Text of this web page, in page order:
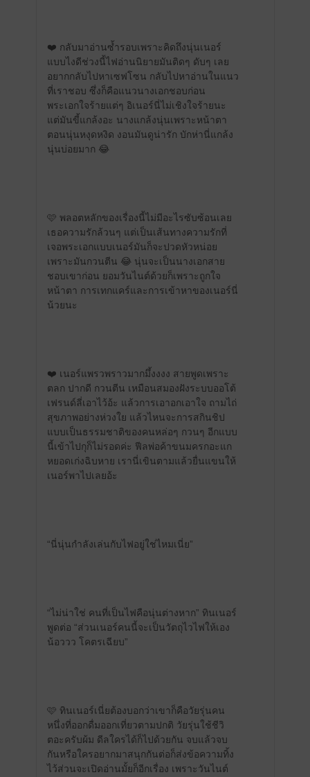
❤️ กลับมาอ่านซ้ำรอบเพราะคิดถึงนุ่นเนอร์
แบบไงดีช่วงนี้ไฟอ่านนิยายมันติดๆ ดับๆ เลย
อยากกลับไปหาเซฟโซน กลับไปหาอ่านในแนว
ที่เราชอบ ซึ่งก็คือแนวนางเอกชอบก่อน
พระเอกใจร้ายแต่ๆ อิเนอร์นี่ไม่เชิงใจร้ายนะ
แต่มันขี้แกล้งอะ นางแกล้งนุ่นเพราะหน้าตา
ตอนนุ่นหงุดหงิด งอนมันดูน่ารัก บักห่านี่แกล้ง
นุ่นบ่อยมาก 😂
🩷 พลอตหลักของเรื่องนี้ไม่มีอะไรซับซ้อนเลย
เธอความรักล้วนๆ แต่เป็นเส้นทางความรักที่
เจอพระเอกแบบเนอร์มันก็จะปวดหัวหน่อย
เพราะมันกวนตีน 😂 นุ่นจะเป็นนางเอกสาย
ชอบเขาก่อน ยอมวันไนต์ด้วยก็เพราะถูกใจ
หน้าตา การเทกแคร์และการเข้าหาของเนอร์นี่
น้วยนะ
❤️ เนอร์แพรวพราวมากมึ้งงงง สายพูดเพราะ
ตลก ปากดี กวนตีน เหมือนสมองฝังระบบออโต้
เฟรนด์ลี่เอาไว้อ้ะ แล้วการเอาอกเอาใจ ถามไถ่
สุขภาพอย่างห่วงใย แล้วไหนจะการสกินชิป
แบบเป็นธรรมชาติของคนหล่อๆ กวนๆ อีกแบบ
นี้เข้าไปกุก็ไม่รอดค่ะ ฟีลพ่อค้าขนมครกอะแก
หยอดเก่งฉิบหาย เรานี่เขินตามแล้วยื่นแขนให้
เนอร์พาไปเลยอ้ะ
“นี่นุ่นกำลังเล่นกับไฟอยู่ใช่ไหมเนี่ย”
“ไม่น่าใช่ คนที่เป็นไฟคือนุ่นต่างหาก” ทินเนอร์
พูดต่อ “ส่วนเนอร์คนนี้จะเป็นวัตถุไวไฟให้เอง
น้อววว โคตรเฉียบ”
🩷 ทินเนอร์เนี่ยต้องบอกว่าเขาก็คือวัยรุ่นคน
หนึ่งที่ออกดื่มออกเที่ยวตามปกติ วัยรุ่นใช้ชีวิ
ตอะครับผ้ม ดีลใครได้ก็ไปด้วยกัน จบแล้วจบ
กันหรือใครอยากมาสนุกกันต่อก็ส่งข้อความทิ้ง
ไว้ส่วนจะเปิดอ่านมั้ยก็อีกเรื่อง เพราะวันไนต์